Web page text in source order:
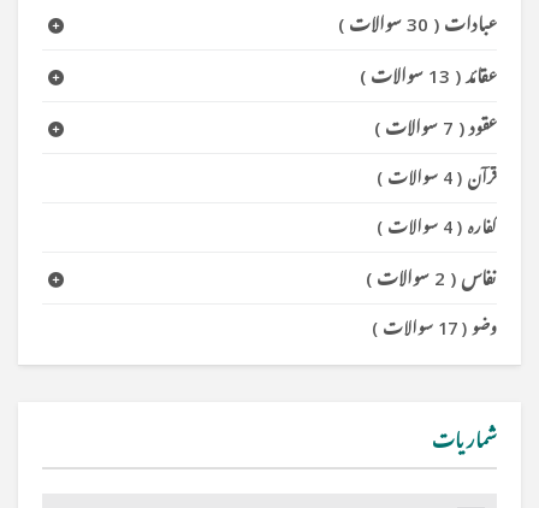
عبادات ( 30 سوالات )
عقائد( 13 سوالات )
عقود ( 7 سوالات )
قرآن ( 4 سوالات )
کفارہ ( 4 سوالات )
نفاس ( 2 سوالات )
وضو ( 17 سوالات )
شماریات